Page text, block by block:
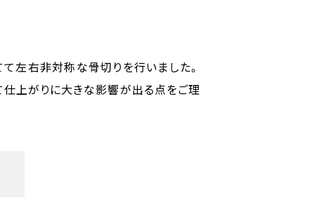
左右非対称な骨切りを行いました。
仕上がりに大きな影響が出る点をご理